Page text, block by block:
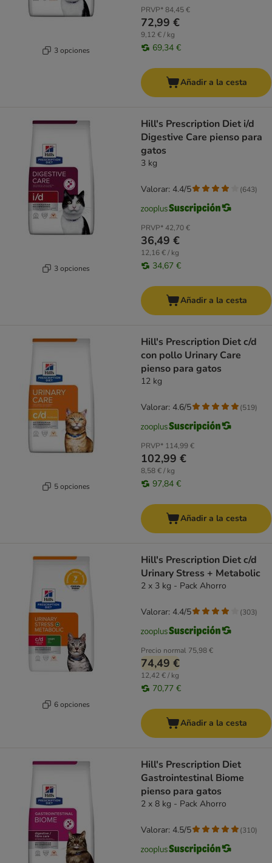
3 opciones
PRVP*84,45 €
72,99 €
9,12 € / kg
69,34 €
Añadir a la cesta
3 opciones
Hill's Prescription Diet i/d
Digestive Care pienso para
gatos
3 kg
PRVP*42,70 €
36,49 €
12,16 € / kg
34,67 €
Valorar: 4.4/5 (643)
Añadir a la cesta
5 opciones
Hill's Prescription Diet c/d
con pollo Urinary Care
pienso para gatos
12 kg
PRVP* 114,99 €
102,99 €
8,58 € / kg
97,84 €
Valorar: 4.6/5 (519)
Añadir a la cesta
6 opciones
Hill's Prescription Diet c/d
Urinary Stress + Metabolic
2 x 3 kg - Pack Ahorro
Precio normal 75,98 €
74,49 €
12,42 € / kg
70,77 €
Valorar: 4.4/5 (303)
Añadir a la cesta
Hill's Prescription Diet
Gastrointestinal Biome
pienso para gatos
2 x 8 kg - Pack Ahorro
Valorar: 4.5/5 (310)